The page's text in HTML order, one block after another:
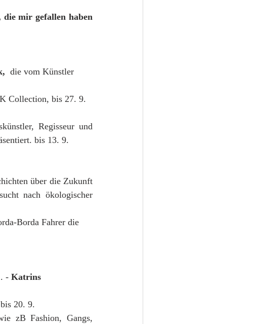
die mir gefallen haben
  die vom Künstler
Collection, bis 27. 9.
Regisseur und
bis 13. 9.
über die Zukunft
nach ökologischer
Borda Fahrer die
- Katrins
20. 9.
zB Fashion, Gangs,